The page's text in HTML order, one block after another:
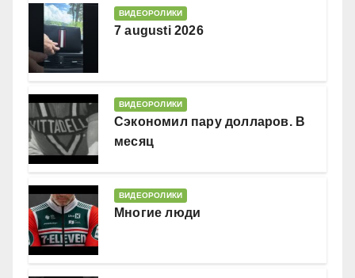
ВИДЕОРОЛИКИ
7 augusti 2026
ВИДЕОРОЛИКИ
Сэкономил пару долларов. В
месяц
ВИДЕОРОЛИКИ
Многие люди